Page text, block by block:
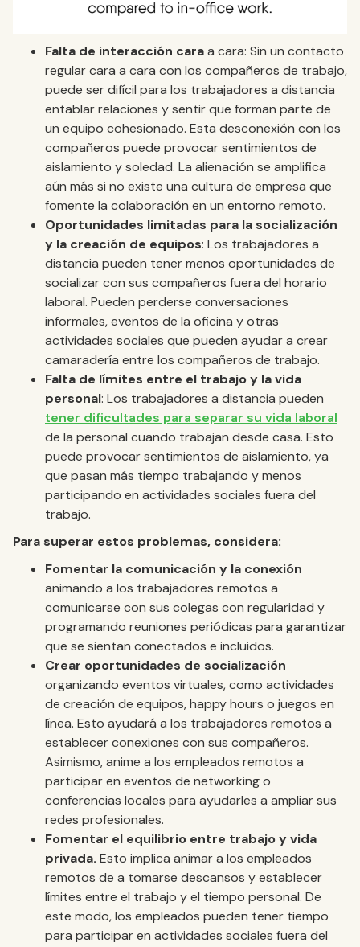
Falta de interacción caraa cara: Sin un contacto
regular cara a cara con los compañeros de trabajo,
puede ser difícil para los trabajadores a distancia
entablar relaciones y sentir que forman parte de
un equipo cohesionado. Esta desconexión con los
compañeros puede provocar sentimientos de
aislamiento y soledad. La alienación se amplifica
aún más si no existe una cultura de empresa que
fomente la colaboración en un entorno remoto.
Oportunidades limitadas para la socialización
y la creación de equipos: Los trabajadores a
distancia pueden tener menos oportunidades de
socializar con sus compañeros fuera del horario
laboral. Pueden perderse conversaciones
informales, eventos de la oficina y otras
actividades sociales que pueden ayudar a crear
camaradería entre los compañeros de trabajo.
Falta de límites entre el trabajo y la vida
personal: Los trabajadores a distancia pueden
tener dificultades para separar su vida laboral
de la personal cuando trabajan desde casa. Esto
puede provocar sentimientos de aislamiento, ya
que pasan más tiempo trabajando y menos
participando en actividades sociales fuera del
trabajo.
Para superar estos problemas, considera:
Fomentar la comunicación y la conexión
animando a los trabajadores remotos a
comunicarse con sus colegas con regularidad y
programando reuniones periódicas para garantizar
que se sientan conectados e incluidos.
Crear oportunidades de socialización
organizando eventos virtuales, como actividades
de creación de equipos, happy hours o juegos en
línea. Esto ayudará a los trabajadores remotos a
establecer conexiones con sus compañeros.
Asimismo, anime a los empleados remotos a
participar en eventos de networking o
conferencias locales para ayudarles a ampliar sus
redes profesionales.
Fomentar el equilibrio entre trabajo y vida
privada. Esto implica animar a los empleados
remotos de a tomarse descansos y establecer
límites entre el trabajo y el tiempo personal. De
este modo, los empleados pueden tener tiempo
para participar en actividades sociales fuera del